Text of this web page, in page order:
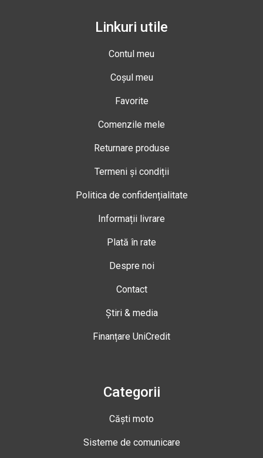
Linkuri utile
Contul meu
Coșul meu
Favorite
Comenzile mele
Returnare produse
Termeni și condiții
Politica de confidențialitate
Informații livrare
Plată în rate
Despre noi
Contact
Știri & media
Finanțare UniCredit
Categorii
Căști moto
Sisteme de comunicare